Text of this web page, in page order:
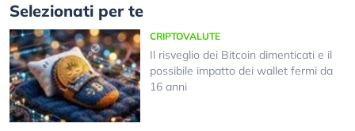
Selezionati per te
CRIPTOVALUTE
Il risveglio dei Bitcoin dimenticati e il
possibile impatto dei wallet fermi da
16 anni